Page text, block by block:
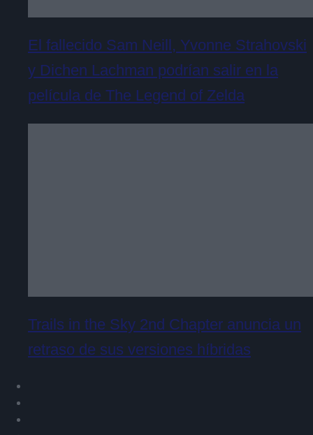
El fallecido Sam Neill, Yvonne Strahovski
y Dichen Lachman podrían salir en la
película de The Legend of Zelda
Trails in the Sky 2nd Chapter anuncia un
retraso de sus versiones híbridas